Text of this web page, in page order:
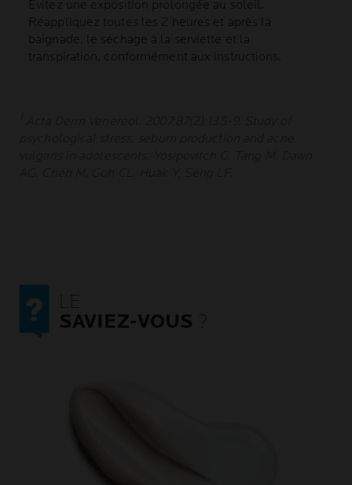
Évitez une exposition prolongée au soleil.
Réappliquez toutes les 2 heures et après la
baignade, le séchage à la serviette et la
transpiration, conformément aux instructions.
LE
SAVIEZ-VOUS ?